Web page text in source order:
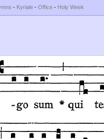
- Kyriale - Office - Holy Week